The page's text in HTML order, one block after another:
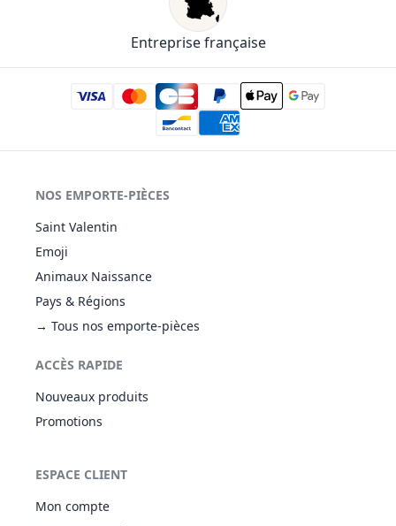
Entreprise française
NOS EMPORTE-PIÈCES
Saint Valentin
Emoji
Animaux Naissance
Pays & Régions
→ Tous nos emporte-pièces
ACCÈS RAPIDE
Nouveaux produits
Promotions
ESPACE CLIENT
Mon compte